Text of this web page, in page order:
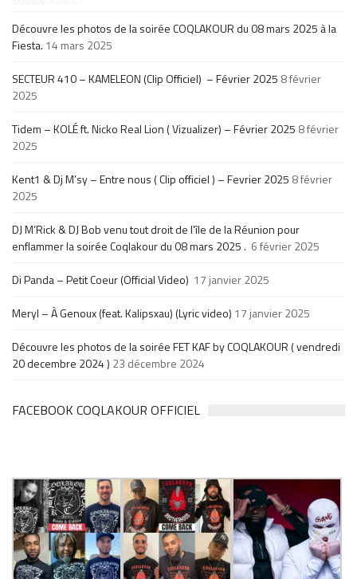
Découvre les photos de la soirée COQLAKOUR du 08 mars 2025 à la
Fiesta. 14 mars 2025
SECTEUR 410 – KAMELEON (Clip Officiel) – Février 2025 8 février
2025
Tidem – KOLÉ ft. Nicko Real Lion ( Vizualizer) – Février 2025 8 février
2025
Kent1 & Dj M’sy – Entre nous ( Clip officiel ) – Fevrier 2025 8 février
2025
DJ M’Rick & DJ Bob venu tout droit de l’île de la Réunion pour
enflammer la soirée Coqlakour du 08 mars 2025 . 6 février 2025
Di Panda – Petit Coeur (Official Video) 17 janvier 2025
Meryl – À Genoux (feat. Kalipsxau) (Lyric video) 17 janvier 2025
Découvre les photos de la soirée FET KAF by COQLAKOUR ( vendredi
20 decembre 2024 ) 23 décembre 2024
FACEBOOK COQLAKOUR OFFICIEL